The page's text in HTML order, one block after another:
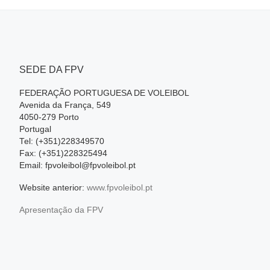
SEDE DA FPV
FEDERAÇÃO PORTUGUESA DE VOLEIBOL
Avenida da França, 549
4050-279 Porto
Portugal
Tel: (+351)228349570
Fax: (+351)228325494
Email: fpvoleibol@fpvoleibol.pt
Website anterior: www.fpvoleibol.pt
Apresentação da FPV